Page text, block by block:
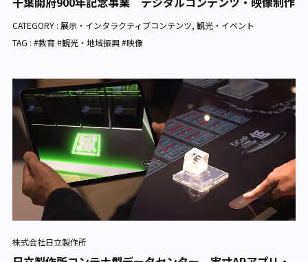
CATEGORY : 展示・インタラクティブコンテンツ, 観光・イベント
TAG : #教育 #観光・地域振興 #映像
株式会社日立製作所